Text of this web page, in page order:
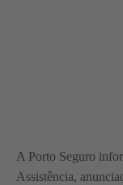
A Porto Seguro
Assistência,